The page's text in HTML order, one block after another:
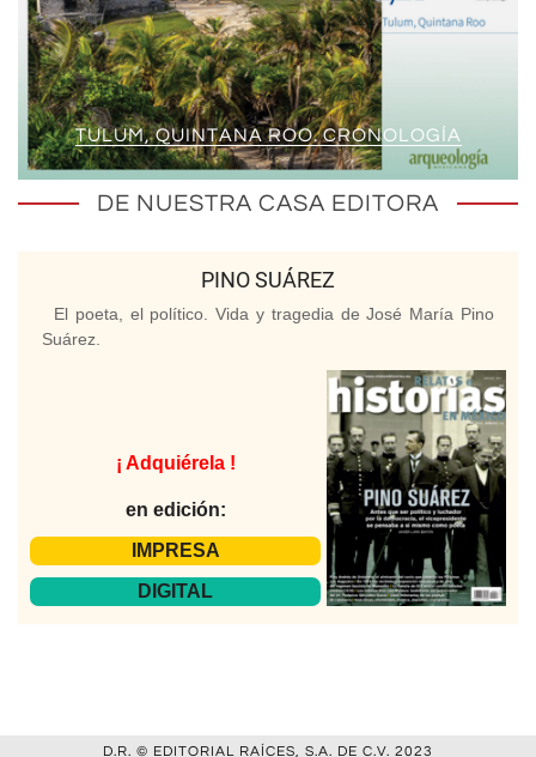
TULUM, QUINTANA ROO. CRONOLOGÍA
DE NUESTRA CASA EDITORA
PINO SUÁREZ
El poeta, el político. Vida y tragedia de José María Pino
Suárez.
¡ Adquiérela !
en edición:
IMPRESA
DIGITAL
D.R. © EDITORIAL RAÍCES, S.A. DE C.V. 2023